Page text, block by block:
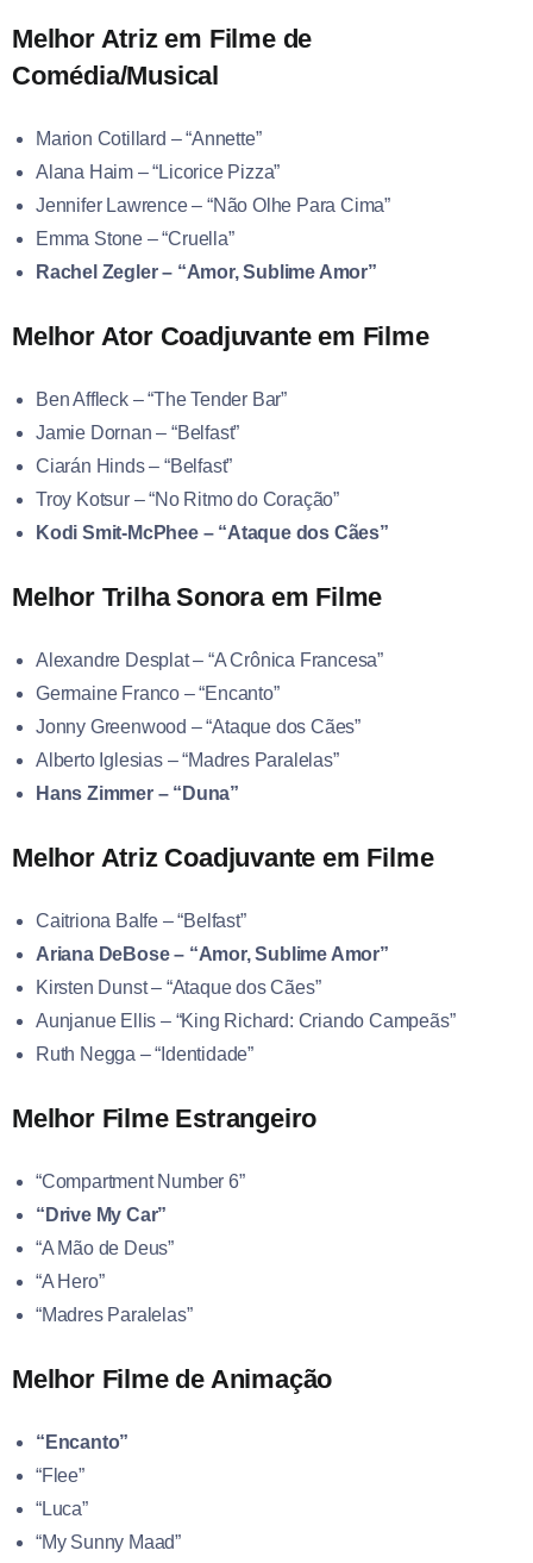
Melhor Atriz em Filme de
Comédia/Musical
Marion Cotillard – “Annette”
Alana Haim – “Licorice Pizza”
Jennifer Lawrence – “Não Olhe Para Cima”
Emma Stone – “Cruella”
Rachel Zegler – “Amor, Sublime Amor”
Melhor Ator Coadjuvante em Filme
Ben Affleck – “The Tender Bar”
Jamie Dornan – “Belfast”
Ciarán Hinds – “Belfast”
Troy Kotsur – “No Ritmo do Coração”
Kodi Smit-McPhee – “Ataque dos Cães”
Melhor Trilha Sonora em Filme
Alexandre Desplat – “A Crônica Francesa”
Germaine Franco – “Encanto”
Jonny Greenwood – “Ataque dos Cães”
Alberto Iglesias – “Madres Paralelas”
Hans Zimmer – “Duna”
Melhor Atriz Coadjuvante em Filme
Caitriona Balfe – “Belfast”
Ariana DeBose – “Amor, Sublime Amor”
Kirsten Dunst – “Ataque dos Cães”
Aunjanue Ellis – “King Richard: Criando Campeãs”
Ruth Negga – “Identidade”
Melhor Filme Estrangeiro
“Compartment Number 6”
“Drive My Car”
“A Mão de Deus”
“A Hero”
“Madres Paralelas”
Melhor Filme de Animação
“Encanto”
“Flee”
“Luca”
“My Sunny Maad”